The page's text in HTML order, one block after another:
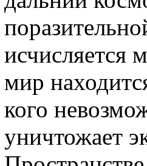
исчисляется
мир
кого
уничтожает